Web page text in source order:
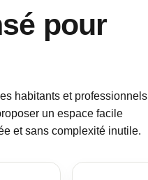
pour
habitants et professionnels
un espace facile
et sans complexité inutile.